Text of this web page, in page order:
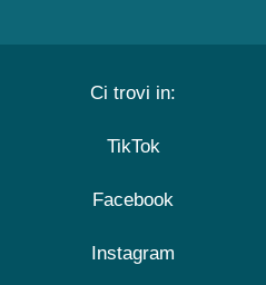
Ci trovi in:
TikTok
Facebook
Instagram